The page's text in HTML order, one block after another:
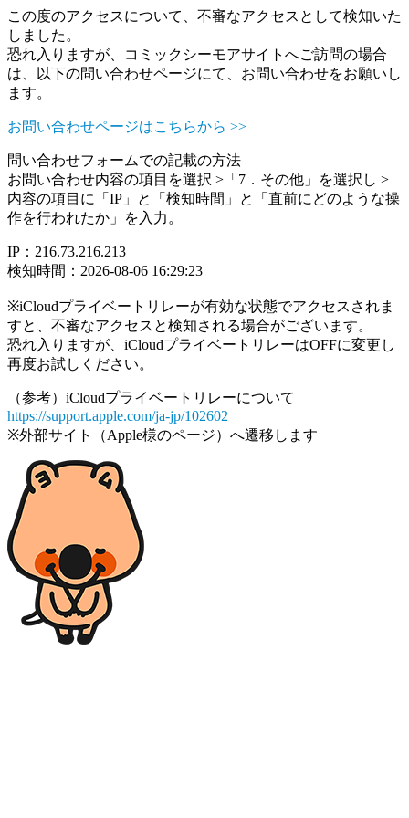
この度のアクセスについて、不審なアクセスとして検知いた
しました。
恐れ入りますが、コミックシーモアサイトへご訪問の場合
は、以下の問い合わせページにて、お問い合わせをお願いし
ます。
お問い合わせページはこちらから >>
問い合わせフォームでの記載の方法
お問い合わせ内容の項目を選択 >「7．その他」を選択し >
内容の項目に「IP」と「検知時間」と「直前にどのような操
作を行われたか」を入力。
IP：216.73.216.213
検知時間：2026-08-06 16:29:23
※iCloudプライベートリレーが有効な状態でアクセスされま
すと、不審なアクセスと検知される場合がございます。
恐れ入りますが、iCloudプライベートリレーはOFFに変更し
再度お試しください。
（参考）iCloudプライベートリレーについて
https://support.apple.com/ja-jp/102602
※外部サイト（Apple様のページ）へ遷移します